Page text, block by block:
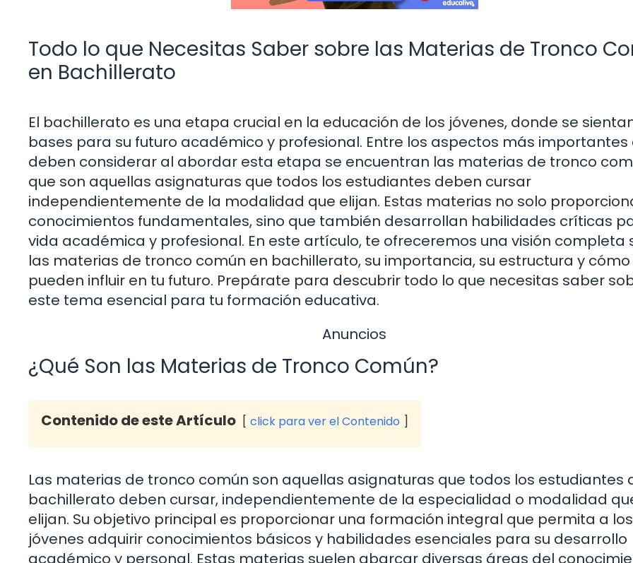
Todo lo que Necesitas Saber sobre las Materias de Tronco
en Bachillerato
El bachillerato es una etapa crucial en la educación de los jóvenes, donde se
bases para su futuro académico y profesional. Entre los aspectos más importantes
deben considerar al abordar esta etapa se encuentran las materias de tronco
que son aquellas asignaturas que todos los estudiantes deben cursar
independientemente de la modalidad que elijan. Estas materias no solo
conocimientos fundamentales, sino que también desarrollan habilidades críticas
vida académica y profesional. En este artículo, te ofreceremos una visión completa
las materias de tronco común en bachillerato, su importancia, su estructura y cómo
pueden influir en tu futuro. Prepárate para descubrir todo lo que necesitas saber
este tema esencial para tu formación educativa.
Anuncios
¿Qué Son las Materias de Tronco Común?
Contenido de este Artículo click para ver el Contenido
Las materias de tronco común son aquellas asignaturas que todos los estudiantes
bachillerato deben cursar, independientemente de la especialidad o modalidad
elijan. Su objetivo principal es proporcionar una formación integral que permita a los
jóvenes adquirir conocimientos básicos y habilidades esenciales para su desarrollo
académico y personal. Estas materias suelen abarcar diversas áreas del